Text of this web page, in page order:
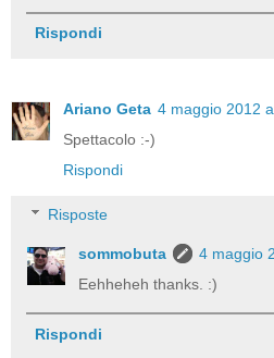
Rispondi
Ariano Geta 4 maggio 2012
Spettacolo :-)
Rispondi
Risposte
sommobuta
4 maggio
Eehheheh thanks. :)
Rispondi